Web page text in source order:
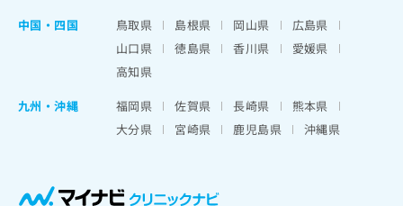
中国・四国
鳥取県 島根県 岡山県
広島県
山口県
徳島県 香川県
愛媛県
高知県
九州・沖縄
福岡県 佐賀県 長崎県
熊本県
大分県
宮崎県 鹿児島県 沖縄県